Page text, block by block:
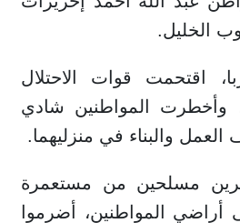
الخليل.
اقتحمت قوات الاحتلال
وأخطرت المواطنين شادي
والبناء في منزليهما.
مسلحين من مستعمرة
أراضي المواطنين، أضرموا